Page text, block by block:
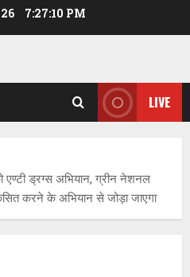
7:27:11 PM
LIVE
एण्टी ड्रग्स अभियान, ग्रीन नेशनल
करने के अभियान से जोड़ा जाएगा